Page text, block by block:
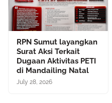
RPN Sumut layangkan
Surat Aksi Terkait
Dugaan Aktivitas PETI
di Mandailing Natal
July 28, 2026